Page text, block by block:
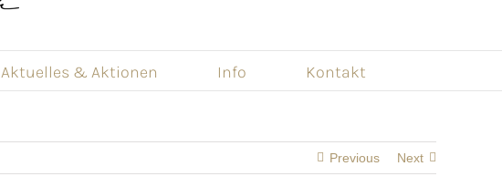
Aktuelles & Aktionen Info Kontakt
Previous Next